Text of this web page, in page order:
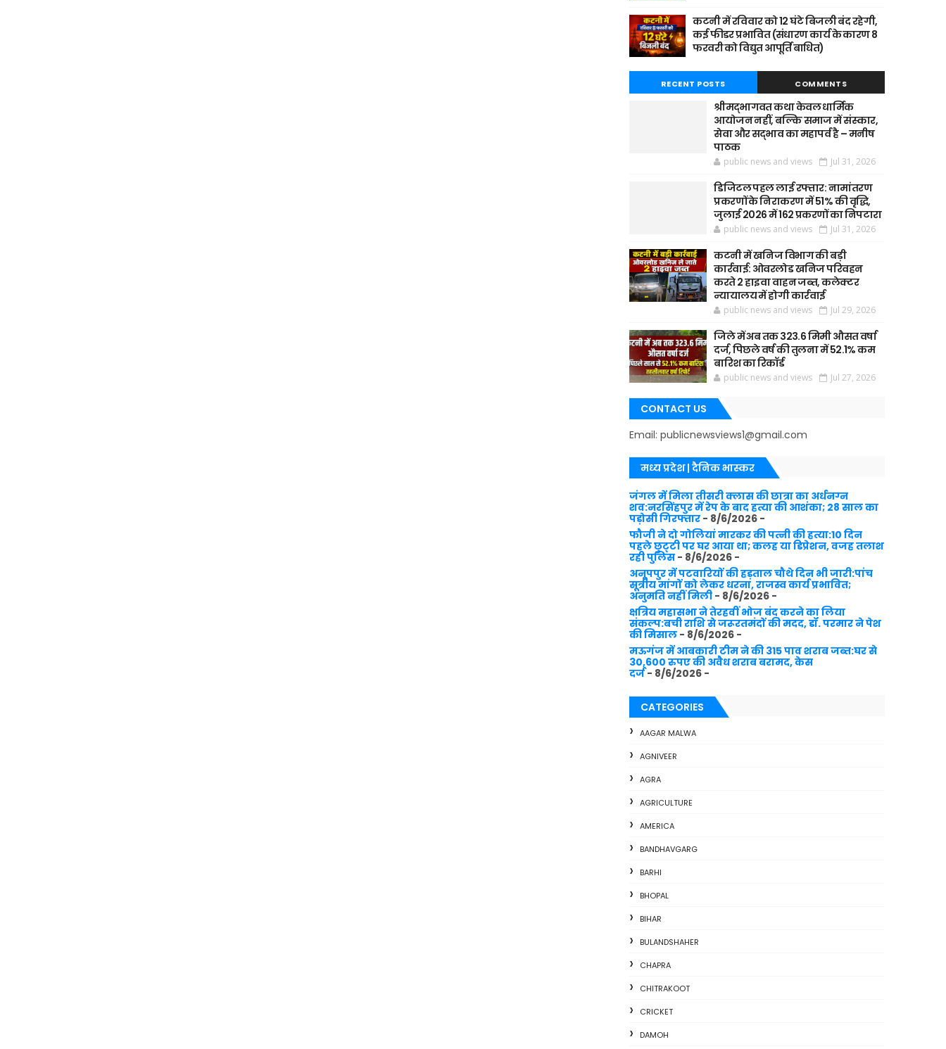
कटनी में रविवार को 12 घंटे बिजली बंद रहेगी,
कई फीडर प्रभावित (संधारण कार्य के कारण 8
फरवरी को विद्युत आपूर्ति बाधित)
RECENT POSTS COMMENTS
श्रीमद्भागवत कथा केवल धार्मिक
आयोजन नहीं, बल्कि समाज में संस्कार,
सेवा और सद्भाव का महापर्व है – मनीष
पाठक
public news and views Jul 31, 2026
डिजिटल पहल लाई रफ्तार: नामांतरण
प्रकरणों के निराकरण में 51% की वृद्धि,
जुलाई 2026 में 162 प्रकरणों का निपटारा
public news and views Jul 31, 2026
कटनी में खनिज विभाग की बड़ी
कार्रवाई: ओवरलोड खनिज परिवहन
करते 2 हाइवा वाहन जब्त, कलेक्टर
न्यायालय में होगी कार्रवाई
public news and views Jul 29, 2026
जिले में अब तक 323.6 मिमी औसत वर्षा
दर्ज, पिछले वर्ष की तुलना में 52.1% कम
बारिश का रिकॉर्ड
public news and views Jul 27, 2026
CONTACT US
Email: publicnewsviews1@gmail.com
मध्य प्रदेश | दैनिक भास्कर
जंगल में मिला तीसरी क्लास की छात्रा का अर्धनग्न
शव:नरसिंहपुर में रेप के बाद हत्या की आशंका; 28 साल का
पड़ोसी गिरफ्तार - 8/6/2026 -
फौजी ने दो गोलियां मारकर की पत्नी की हत्या:10 दिन
पहले छुट्‌टी पर घर आया था; कलह या डिप्रेशन, वजह तलाश
रही पुलिस - 8/6/2026 -
अनूपपुर में पटवारियों की हड़ताल चौथे दिन भी जारी:पांच
सूत्रीय मांगों को लेकर धरना, राजस्व कार्य प्रभावित;
अनुमति नहीं मिली - 8/6/2026 -
क्षत्रिय महासभा ने तेरहवीं भोज बंद करने का लिया
संकल्प:बची राशि से जरूरतमंदों की मदद, डॉ. परमार ने पेश
की मिसाल - 8/6/2026 -
मऊगंज में आबकारी टीम ने की 315 पाव शराब जब्त:घर से
30,600 रुपए की अवैध शराब बरामद, केस
दर्ज- 8/6/2026 -
CATEGORIES
AAGAR MALWA
AGNIVEER
AGRA
AGRICULTURE
AMERICA
BANDHAVGARG
BARHI
BHOPAL
BIHAR
BULANDSHAHER
CHAPRA
CHITRAKOOT
CRICKET
DAMOH